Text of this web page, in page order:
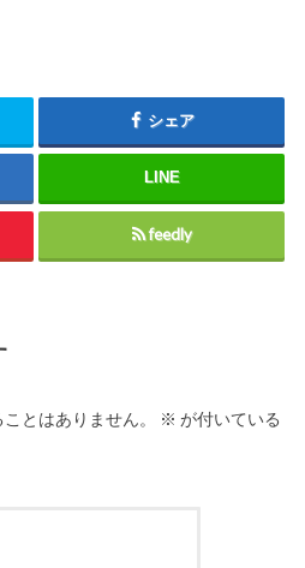
シェア
LINE
feedly
とはありません。 ※ が付いている